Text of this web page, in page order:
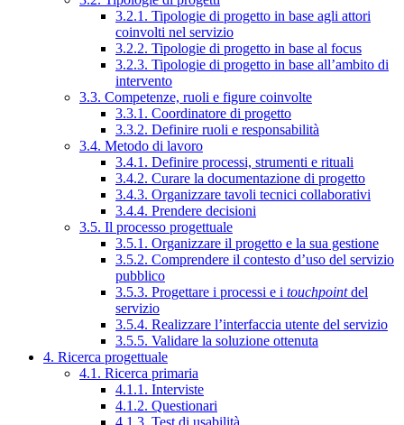
3.2.1. Tipologie di progetto in base agli attori
coinvolti nel servizio
3.2.2. Tipologie di progetto in base al focus
3.2.3. Tipologie di progetto in base all’ambito di
intervento
3.3. Competenze, ruoli e figure coinvolte
3.3.1. Coordinatore di progetto
3.3.2. Definire ruoli e responsabilità
3.4. Metodo di lavoro
3.4.1. Definire processi, strumenti e rituali
3.4.2. Curare la documentazione di progetto
3.4.3. Organizzare tavoli tecnici collaborativi
3.4.4. Prendere decisioni
3.5. Il processo progettuale
3.5.1. Organizzare il progetto e la sua gestione
3.5.2. Comprendere il contesto d’uso del servizio
pubblico
3.5.3. Progettare i processi e i touchpointdel
servizio
3.5.4. Realizzare l’interfaccia utente del servizio
3.5.5. Validare la soluzione ottenuta
4. Ricerca progettuale
4.1. Ricerca primaria
4.1.1. Interviste
4.1.2. Questionari
4.1.3. Test di usabilità